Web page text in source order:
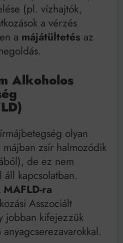
(pl. vízhajtók,
a vérzés
a májátültetés az
Alkoholos
olyan
zsír halmozódik
de ez nem
áll kapcsolatban.
MAFLD-ra
Asszociált
jobban kifejezzük